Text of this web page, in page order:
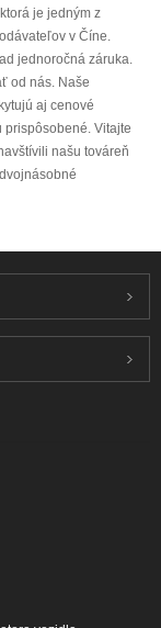
je jedným z
v Číne.
jednoročná záruka.
od nás. Naše
aj cenové
prispôsobené. Vitajte
našu továreň